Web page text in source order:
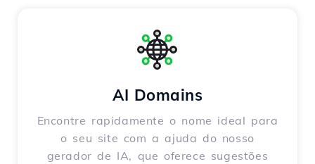
AI Domains
Encontre rapidamente o nome ideal para
o seu site com a ajuda do nosso
gerador de IA, que oferece sugestões